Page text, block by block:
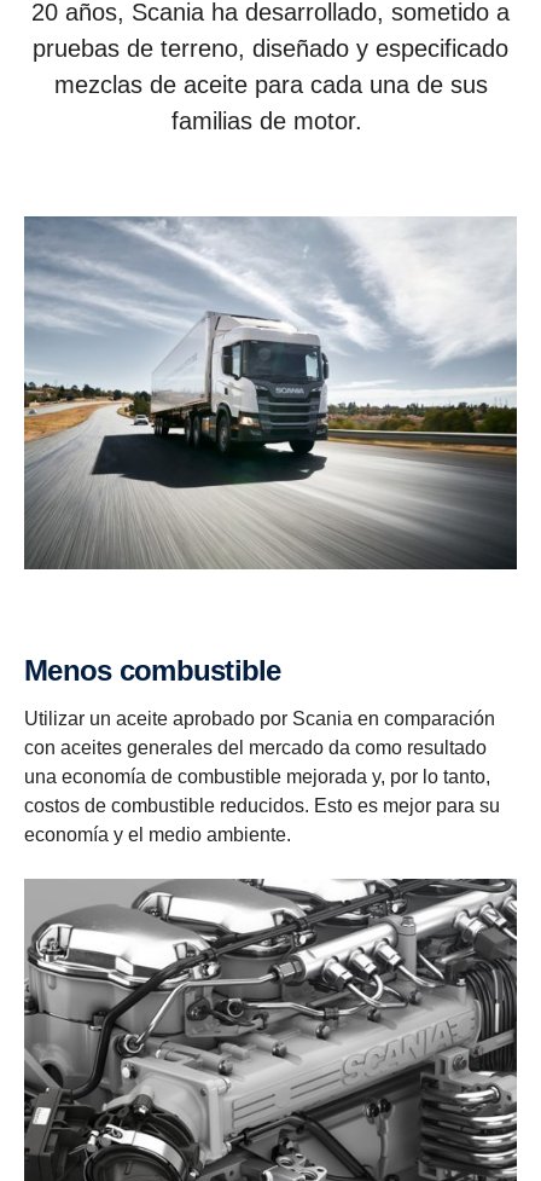
20 años, Scania ha desarrollado, sometido a
pruebas de terreno, diseñado y especificado
mezclas de aceite para cada una de sus
familias de motor.
Menos combustible
Utilizar un aceite aprobado por Scania en comparación
con aceites generales del mercado da como resultado
una economía de combustible mejorada y, por lo tanto,
costos de combustible reducidos. Esto es mejor para su
economía y el medio ambiente.